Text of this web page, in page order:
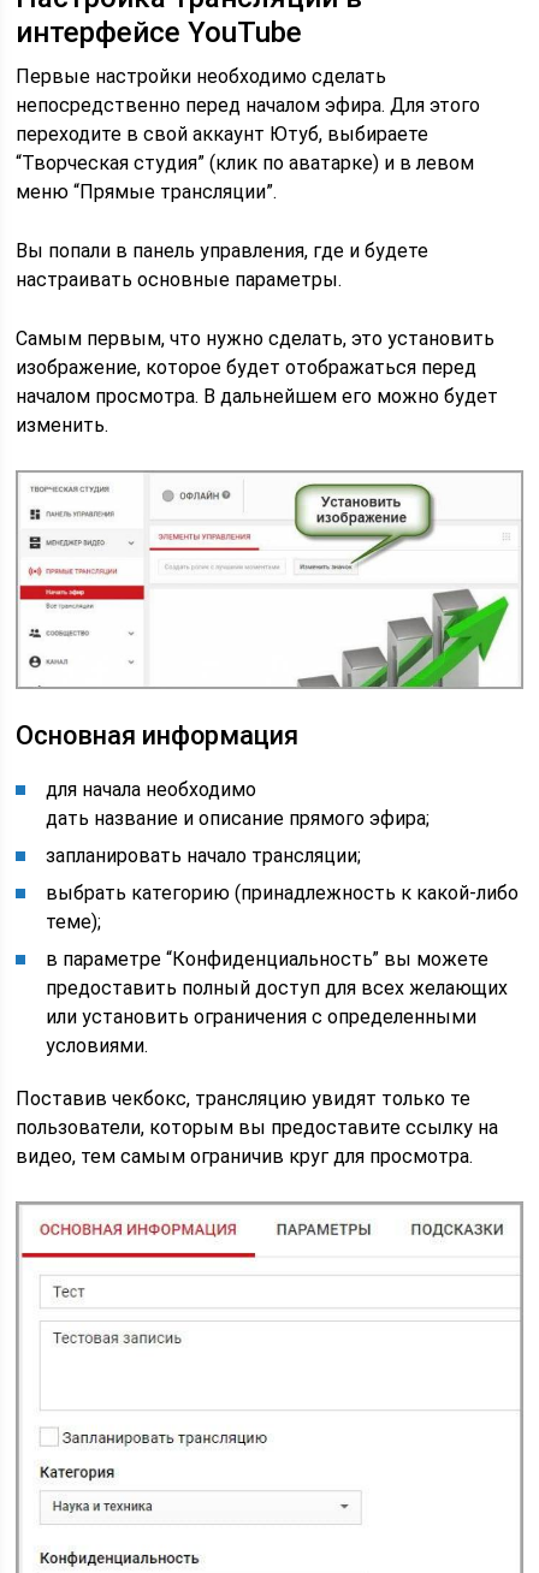
интерфейсе YouTube
Первые настройки необходимо сделать
непосредственно перед началом эфира. Для этого
переходите в свой аккаунт Ютуб, выбираете
“Творческая студия” (клик по аватарке) и в левом
меню “Прямые трансляции”.
Вы попали в панель управления, где и будете
настраивать основные параметры.
Самым первым, что нужно сделать, это установить
изображение, которое будет отображаться перед
началом просмотра. В дальнейшем его можно будет
изменить.
Основная информация
для начала необходимо
дать название и описание прямого эфира;
запланировать начало трансляции;
выбрать категорию (принадлежность к какой-либо
теме);
в параметре “Конфиденциальность” вы можете
предоставить полный доступ для всех желающих
или установить ограничения с определенными
условиями.
Поставив чекбокс, трансляцию увидят только те
пользователи, которым вы предоставите ссылку на
видео, тем самым ограничив круг для просмотра.